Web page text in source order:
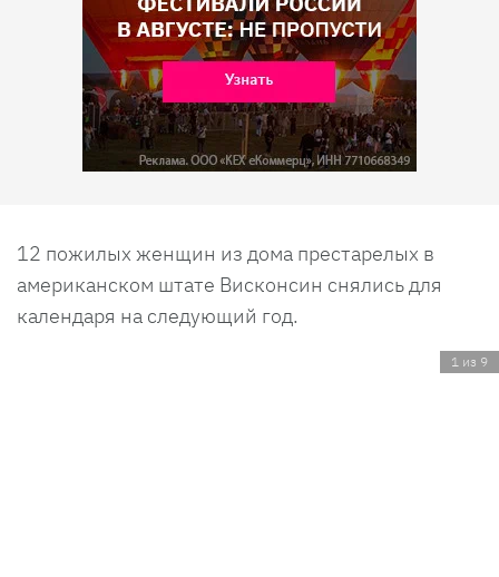
12 пожилых женщин из дома престарелых в
американском штате Висконсин снялись для
календаря на следующий год.
1 из 9